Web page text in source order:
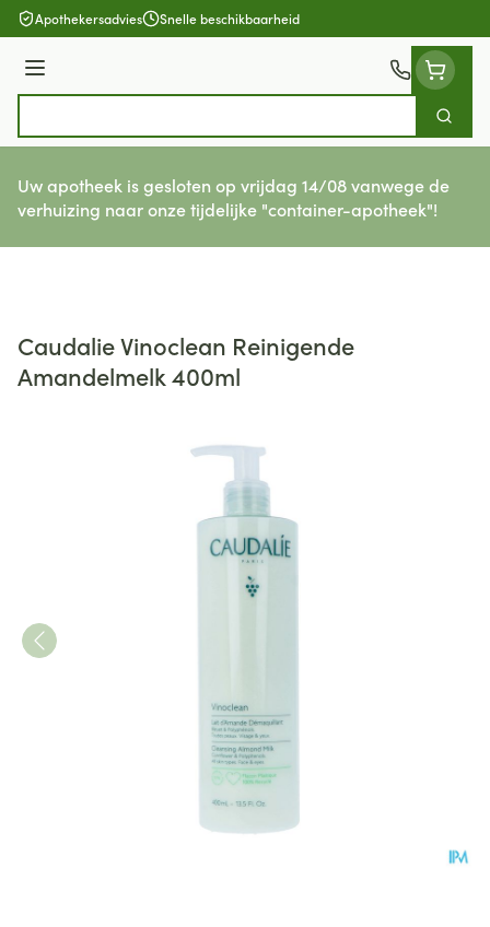
Ga naar de inhoud
Apothekersadvies Snelle beschikbaarheid
Menu
Zoek
Uw apotheek is gesloten op vrijdag 14/08 vanwege de
verhuizing naar onze tijdelijke "container-apotheek"!
Caudalie Vinoclean Reinigende
Amandelmelk 400ml